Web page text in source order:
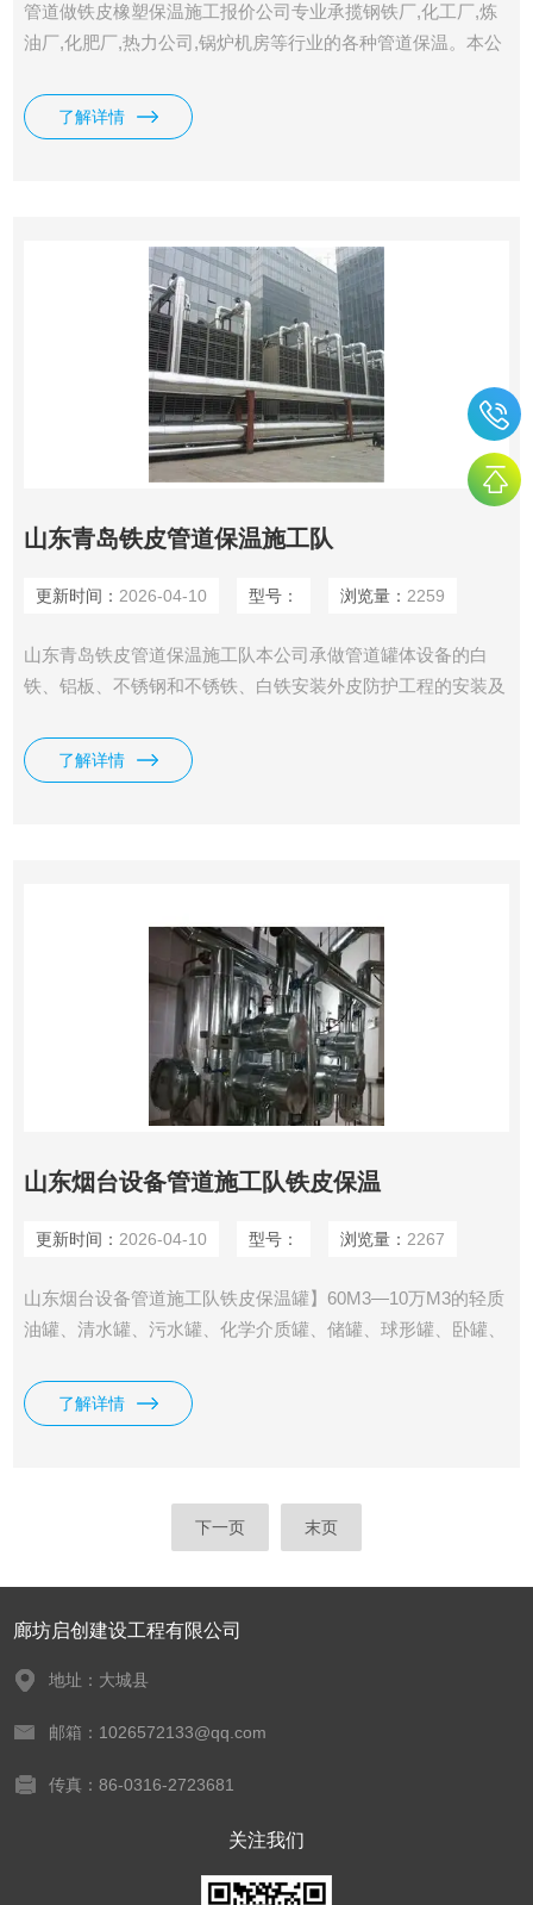
管道做铁皮橡塑保温施工报价公司专业承揽钢铁厂,化工厂,炼
油厂,化肥厂,热力公司,锅炉机房等行业的各种管道保温。本公
装外皮防护工程的安装及设计。
了解详情
山东青岛铁皮管道保温施工队
更新时间： 2026-04-10 型号： 浏览量： 2259
山东青岛铁皮管道保温施工队本公司承做管道罐体设备的白
铁、铝板、不锈钢和不锈铁、白铁安装外皮防护工程的安装及
备罐体保温工程、高温炉体保温。保温材料为硅酸盐海泡石复
合保温材料、岩棉、玻璃棉、硅酸铝、橡塑、聚氨酯等各种保
了解详情
山东烟台设备管道施工队铁皮保温
更新时间： 2026-04-10 型号： 浏览量： 2267
山东烟台设备管道施工队铁皮保温罐】60M3—10万M3的轻质
油罐、清水罐、污水罐、化学介质罐、储罐、球形罐、卧罐、
海底管线（桩）、输油管线、井管线等 【包括】石油化工、
冶金、制药、煤化、*** 、食品等行业应用的设备，包括：
了解详情
下一页 末页
廊坊启创建设工程有限公司
地址：大城县
邮箱：1026572133@qq.com
传真：86-0316-2723681
关注我们